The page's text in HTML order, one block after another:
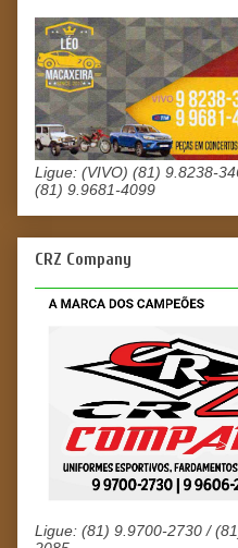
Ligue: (VIVO) (81) 9.8238-
(81) 9.9681-4099
CRZ Company
Ligue: (81) 9.9700-2730 /